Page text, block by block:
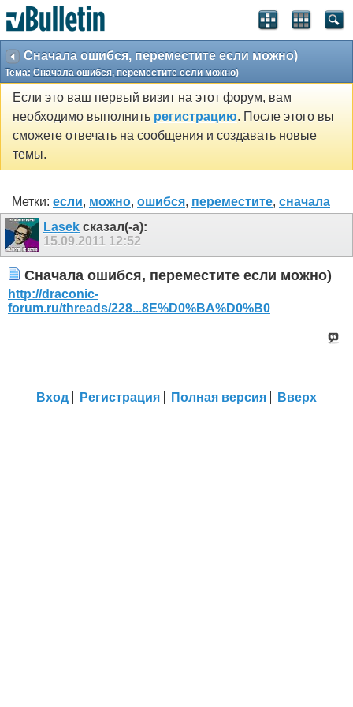
Сначала ошибся, переместите если можно)
Тема: Сначала ошибся, переместите если можно)
Если это ваш первый визит на этот форум, вам
необходимо выполнить регистрацию. После этого вы
сможете отвечать на сообщения и создавать новые
темы.
Метки: если, можно, ошибся, переместите, сначала
Lasek сказал(-а):
15.09.2011 12:52
Сначала ошибся, переместите если можно)
http://draconic-
forum.ru/threads/228...8E%D0%BA%D0%B0
Вход Регистрация Полная версия Вверх